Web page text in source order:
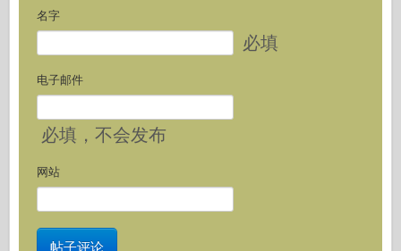
名字
必填
电子邮件
必填 ，不会发布
网站